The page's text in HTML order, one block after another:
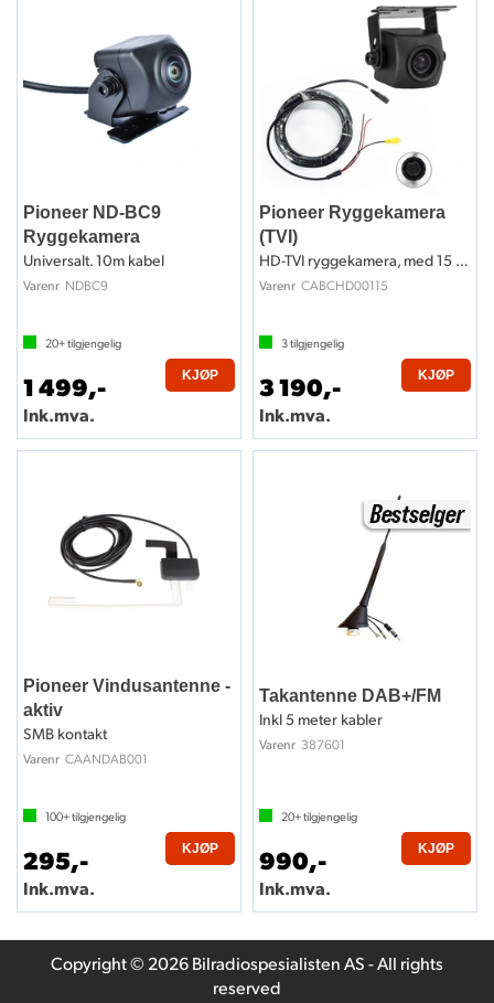
Pioneer ND-BC9
Ryggekamera
Universalt. 10m kabel
Varenr NDBC9
20+tilgjengelig
1 499,-
Ink.mva.
KJØP
Pioneer Ryggekamera
(TVI)
HD-TVI ryggekamera, med 15 meter kabel
Varenr CABCHD00115
3tilgjengelig
3 190,-
Ink.mva.
KJØP
Pioneer Vindusantenne -
aktiv
SMB kontakt
Varenr CAANDAB001
100+tilgjengelig
295,-
Ink.mva.
KJØP
Takantenne DAB+/FM
Inkl 5 meter kabler
Varenr 387601
20+tilgjengelig
990,-
Ink.mva.
KJØP
Copyright © 2026 Bilradiospesialisten AS - All rights
reserved